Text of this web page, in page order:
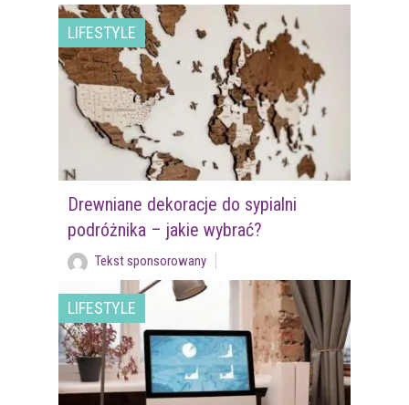
LIFESTYLE
Drewniane dekoracje do sypialni
podróżnika – jakie wybrać?
Tekst sponsorowany
LIFESTYLE